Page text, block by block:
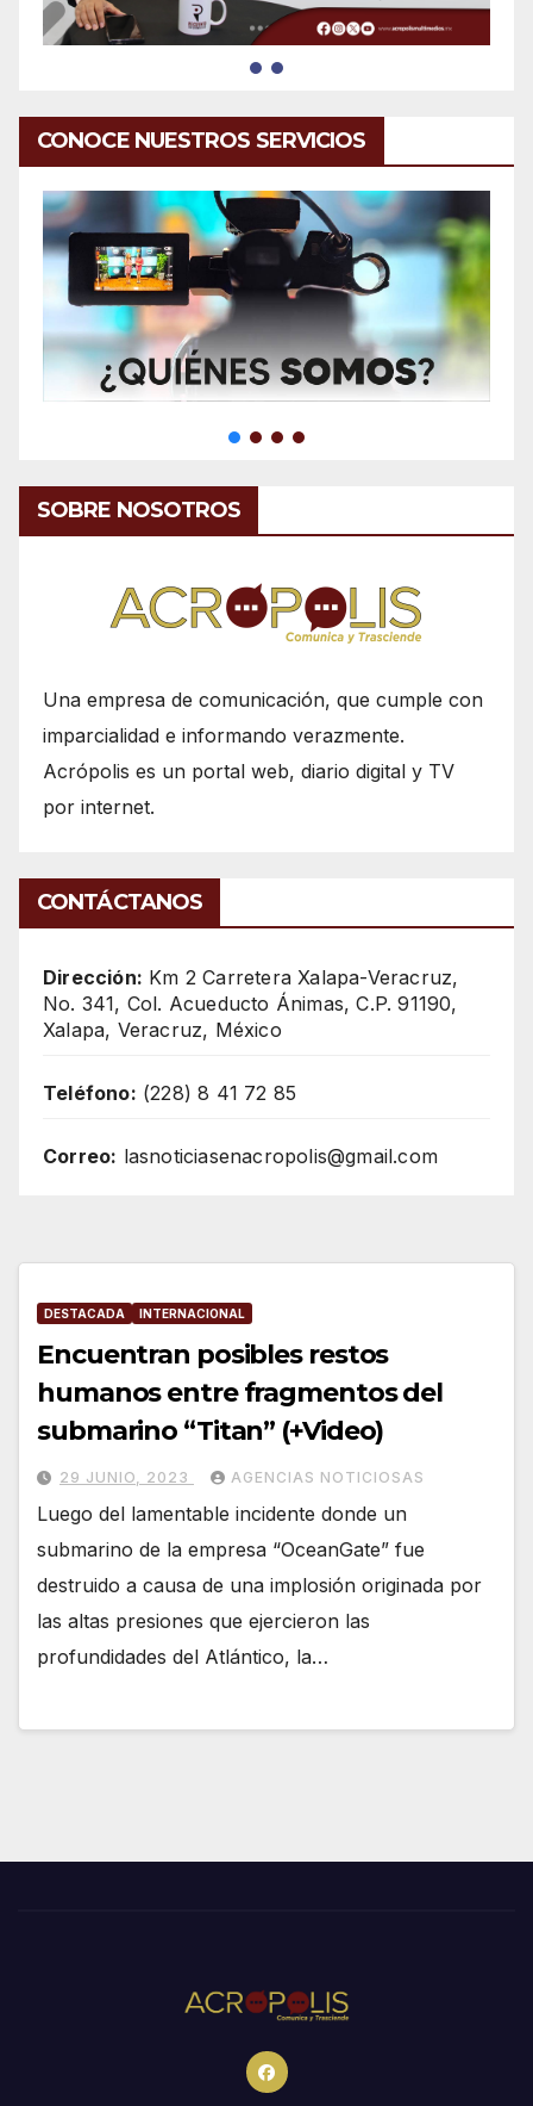
CONOCE NUESTROS SERVICIOS
SOBRE NOSOTROS
Una empresa de comunicación, que cumple con
imparcialidad e informando verazmente.
Acrópolis es un portal web, diario digital y TV
por internet.
CONTÁCTANOS
Dirección: Km 2 Carretera Xalapa-Veracruz,
No. 341, Col. Acueducto Ánimas, C.P. 91190,
Xalapa, Veracruz, México
Teléfono: (228) 8 41 72 85
Correo: lasnoticiasenacropolis@gmail.com
DESTACADA INTERNACIONAL
Encuentran posibles restos
humanos entre fragmentos del
submarino “Titan” (+Video)
29 JUNIO, 2023 AGENCIAS NOTICIOSAS
Luego del lamentable incidente donde un
submarino de la empresa “OceanGate” fue
destruido a causa de una implosión originada por
las altas presiones que ejercieron las
profundidades del Atlántico, la…